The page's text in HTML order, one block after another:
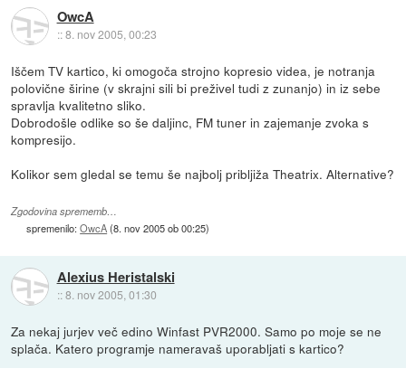
OwcA
::8. nov 2005, 00:23
Iščem TV kartico, ki omogoča strojno kopresio videa, je notranja
polovične širine (v skrajni sili bi preživel tudi z zunanjo) in iz sebe
spravlja kvalitetno sliko.
Dobrodošle odlike so še daljinc, FM tuner in zajemanje zvoka s
kompresijo.
Kolikor sem gledal se temu še najbolj pribljiža Theatrix. Alternative?
Zgodovina sprememb…
spremenilo:OwcA(8. nov 2005 ob 00:25)
Alexius Heristalski
::8. nov 2005, 01:30
Za nekaj jurjev več edino Winfast PVR2000. Samo po moje se ne
splača. Katero programje nameravaš uporabljati s kartico?